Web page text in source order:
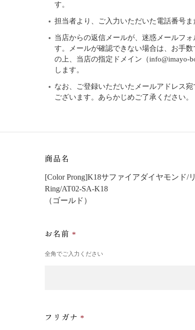
す。
担当者より、ご入力いただいた電話番号
当店からの返信メールが、迷惑メールフ
す。メールが確認できない場合は、お手
の上、当店の指定ドメイン（info@imayo-
します。
なお、ご登録いただいたメールアドレス
ございます。あらかじめご了承ください。
商品名
[Color Prong]K18サファイアダイヤモンド/
Ring/AT02-SA-K18
（ゴールド）
お名前
全角でご入力ください
フリガナ